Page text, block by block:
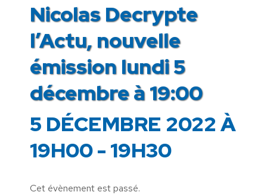
Nicolas Decrypte
l’Actu, nouvelle
émission lundi 5
décembre à 19:00
5 DÉCEMBRE 2022 À
19H00- 19H30
Cet évènement est passé.